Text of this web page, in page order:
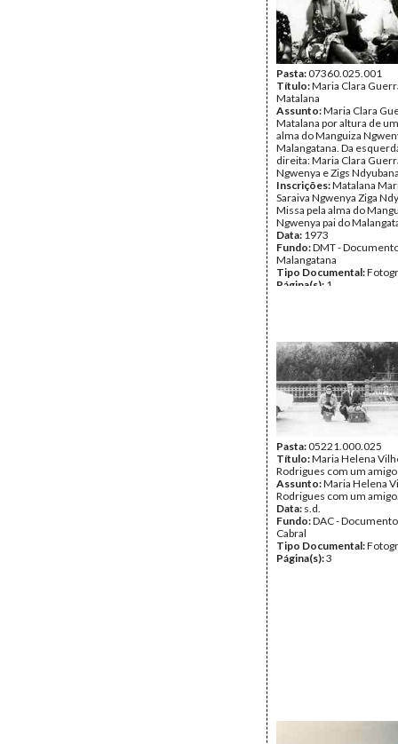
Pasta:07360.025.001
Título:Maria Clara
Matalana
Assunto:Maria Clara
Matalana por altura de
alma do Manguiza
Malangatana. Da
direita: Maria Clara
Ngwenya e Zigs
Inscrições:Matalana
Saraiva Ngwenya Ziga
Missa pela alma do
Ngwenya pai do
Data: 1973
Fundo:DMT -
Malangatana
Tipo Documental:
Página(s): 1
Pasta:05221.000.025
Título:Maria Helena
Rodrigues com um amigo
Assunto:Maria Helena
Rodrigues com um
Data: s.d.
Fundo:DAC -
Cabral
Tipo Documental:
Página(s):3